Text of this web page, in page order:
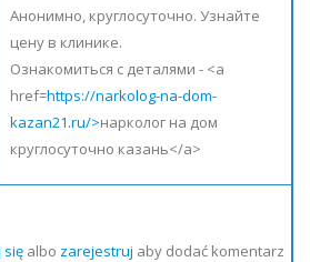
Анонимно, круглосуточно. Узнайте
цену в клинике.
Ознакомиться с деталями - <a
href=https://narkolog-na-dom-
kazan21.ru/>нарколог на дом
круглосуточно казань</a>
sięalbo zarejestruj aby dodać komentarz